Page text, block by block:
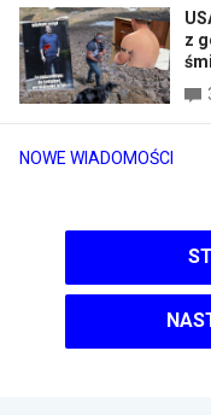
NOWE WIADOMOŚCI
z